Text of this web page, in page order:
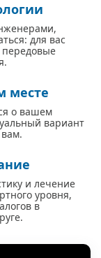
для вас
месте
о вашем
вариант
и лечение
уровня,
в